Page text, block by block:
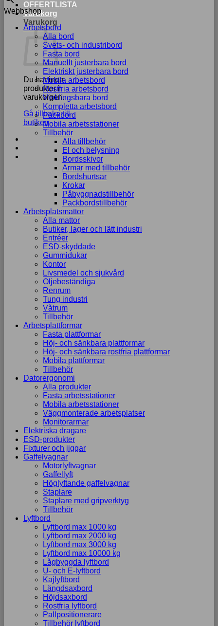
OFFERTLISTA
Varukorg
Varukorg
Du har inga
produkter i
varukorgen.
Gå tillbaka till
butiken
Webbshop
Arbetsbord
Alla bord
Svets- och industribord
Fasta bord
Manuellt justerbara bord
Elektriskt justerbara bord
Mobila arbetsbord
Rostfria arbetsbord
Vinklingsbara bord
Kompletta arbetsbord
Packbord
Mobila arbetsstationer
Tillbehör
Alla tillbehör
El och belysning
Bordsskivor
Armar med tillbehör
Bordshurtsar
Krokar
Påbyggnadstillbehör
Packbordstillbehör
Arbetsplatsmattor
Alla mattor
Butiker, lager och lätt industri
Entréer
ESD-skyddade
Gummidukar
Kontor
Livsmedel och sjukvård
Oljebeständiga
Renrum
Tung industri
Våtrum
Tillbehör
Arbetsplattformar
Fasta plattformar
Höj- och sänkbara plattformar
Höj- och sänkbara rostfria plattformar
Mobila plattformar
Tillbehör
Datorergonomi
Alla produkter
Fasta arbetsstationer
Mobila arbetsstationer
Väggmonterade arbetsplatser
Monitorarmar
Elektriska dragare
ESD-produkter
Fixturer och jiggar
Gaffelvagnar
Motorlyftvagnar
Gaffellyft
Höglyftande gaffelvagnar
Staplare
Staplare med gripverktyg
Tillbehör
Lyftbord
Lyftbord max 1000 kg
Lyftbord max 2000 kg
Lyftbord max 3000 kg
Lyftbord max 10000 kg
Lågbyggda lyftbord
U- och E-lyftbord
Kajlyftbord
Längdsaxbord
Höjdsaxbord
Rostfria lyftbord
Pallpositionerare
Tillbehör lyftbord